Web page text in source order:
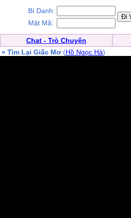
Bí Danh:
Mật Mã:
Chat - Trò Chuyện
» Tìm Lại Giấc Mơ (Hồ Ngọc Hà)